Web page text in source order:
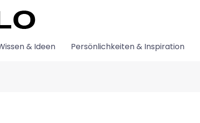
& Ideen Persönlichkeiten & Inspiration